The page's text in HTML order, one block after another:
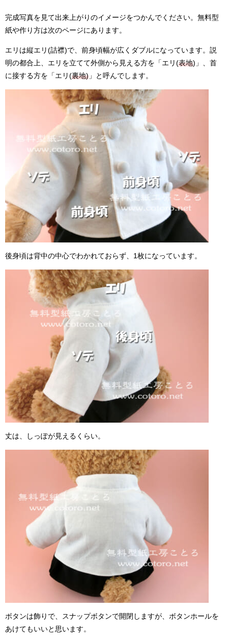
完成写真を見て出来上がりのイメージをつかんでください。無料型
紙や作り方は次のページにあります。
エリは縦エリ(詰襟)で、前身頃幅が広くダブルになっています。説
明の都合上、エリを立てて外側から見える方を「エリ(表地)」、首
に接する方を「エリ(裏地) 」と呼んでします。
後身頃は背中の中心でわかれておらず、1枚になっています。
丈は、しっぽが見えるくらい。
ボタンは飾りで、スナップボタンで開閉しますが、ボタンホールを
あけてもいいと思います。